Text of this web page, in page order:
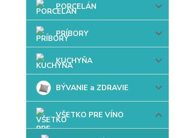
PORCELÁN
PRÍBORY
KUCHYŇA
BÝVANIE a ZDRAVIE
VŠETKO PRE VÍNO